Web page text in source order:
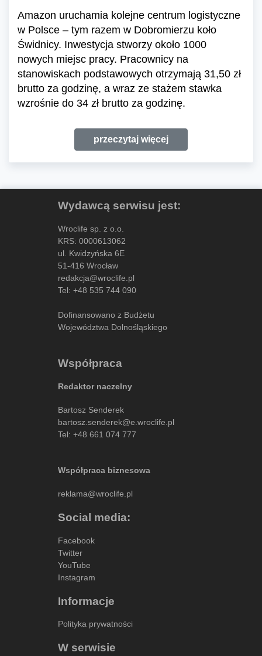
Amazon uruchamia kolejne centrum logistyczne
w Polsce – tym razem w Dobromierzu koło
Świdnicy. Inwestycja stworzy około 1000
nowych miejsc pracy. Pracownicy na
stanowiskach podstawowych otrzymają 31,50 zł
brutto za godzinę, a wraz ze stażem stawka
wzrośnie do 34 zł brutto za godzinę.
przeczytaj więcej
Wydawcą serwisu jest:
Wroclife sp. z o.o.
KRS: 0000613062
ul. Kwidzyńska 6E
51-416 Wrocław
redakcja@wroclife.pl
Tel: +48 535 744 090
Dofinansowano z Budżetu
Województwa Dolnośląskiego
Współpraca
Redaktor naczelny
Bartosz Senderek
bartosz.senderek@e.wroclife.pl
Tel: +48 661 074 777
Współpraca biznesowa
reklama@wroclife.pl
Social media:
Facebook
Twitter
YouTube
Instagram
Informacje
Polityka prywatności
W serwisie